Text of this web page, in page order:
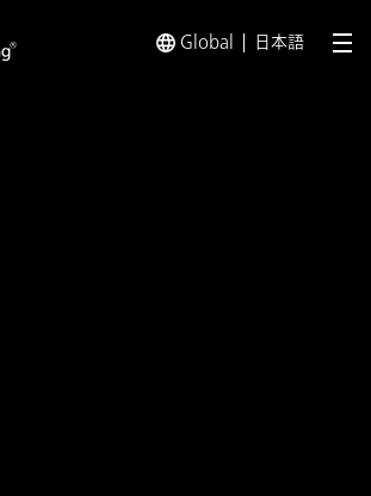
Global 日本語 メ